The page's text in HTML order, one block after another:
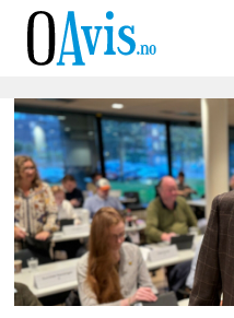
Emne:
velferdskutt